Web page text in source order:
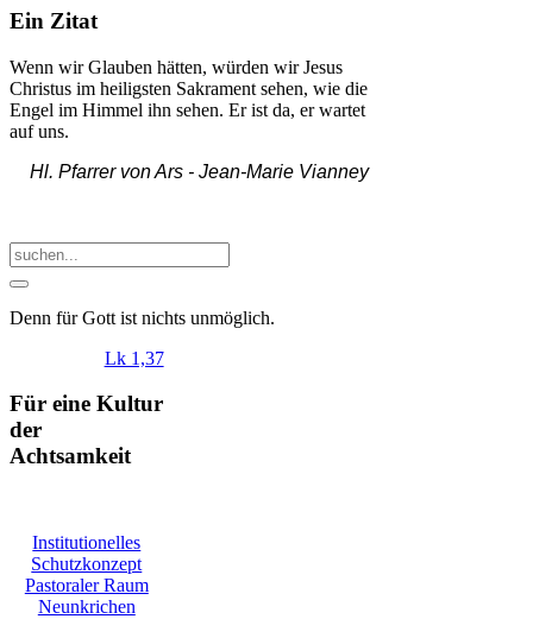
Ein Zitat
Wenn wir Glauben hätten, würden wir Jesus
Christus im heiligsten Sakrament sehen, wie die
Engel im Himmel ihn sehen. Er ist da, er wartet
auf uns.
Hl. Pfarrer von Ars -Jean-Marie Vianney
Denn für Gott ist nichts unmöglich.
Lk 1,37
Für eine Kultur
der
Achtsamkeit
Institutionelles
Schutzkonzept
Pastoraler Raum
Neunkrichen